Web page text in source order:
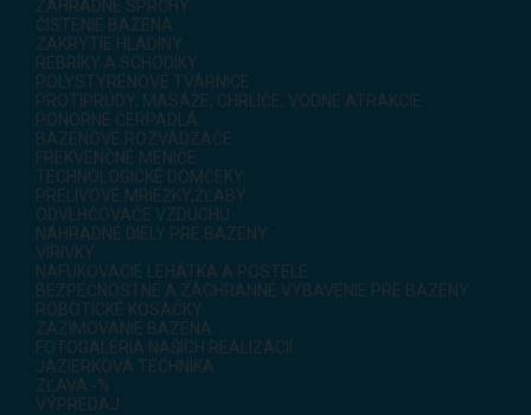
ZÁHRADNÉ SPRCHY
ČISTENIE BAZÉNA
ZAKRYTIE HLADINY
REBRÍKY A SCHODÍKY
POLYSTYRÉNOVÉ TVÁRNICE
PROTIPRÚDY, MASÁŽE, CHRLIČE, VODNÉ ATRAKCIE
PONORNÉ ČERPADLÁ
BAZÉNOVÉ ROZVÁDZAČE
FREKVENČNÉ MENIČE
TECHNOLOGICKÉ DOMČEKY
PRELIVOVÉ MRIEŽKY,ŽĽABY
ODVLHČOVAČE VZDUCHU
NÁHRADNÉ DIELY PRE BAZÉNY
VÍRIVKY
NAFUKOVACIE LEHÁTKA A POSTELE
BEZPEČNOSTNÉ A ZÁCHRANNÉ VYBAVENIE PRE BAZÉNY
ROBOTICKÉ KOSAČKY
ZAZIMOVANIE BAZÉNA
FOTOGALÉRIA NAŠICH REALIZÁCIÍ
JAZIERKOVÁ TECHNIKA
ZĽAVA -%
VÝPREDAJ